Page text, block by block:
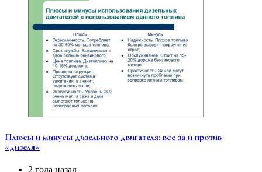
Плюсы и минусы дизельного двигателя: все за и против
«дизеля»
2 года назад